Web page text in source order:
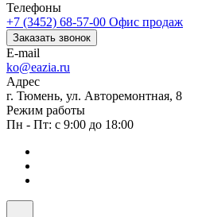
Телефоны
+7 (3452) 68-57-00 Офис продаж
Заказать звонок
E-mail
ko@eazia.ru
Адрес
г. Тюмень, ул. Авторемонтная, 8
Режим работы
Пн - Пт: с 9:00 до 18:00